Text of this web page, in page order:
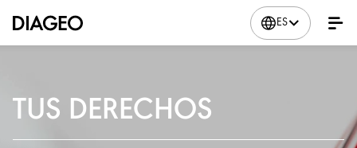
ES
TUS DERECHOS